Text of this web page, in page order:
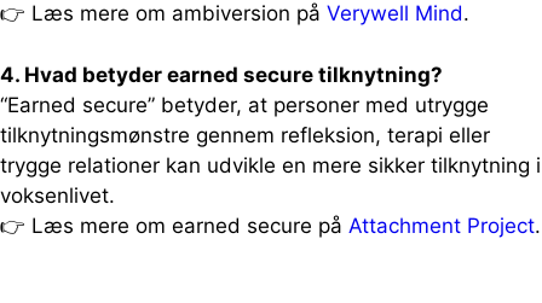
👉 Læs mere om ambiversion på Verywell Mind.
4. Hvad betyder earned secure tilknytning?
“Earned secure” betyder, at personer med utrygge
tilknytningsmønstre gennem refleksion, terapi eller
trygge relationer kan udvikle en mere sikker tilknytning i
voksenlivet.
👉 Læs mere om earned secure på Attachment Project.